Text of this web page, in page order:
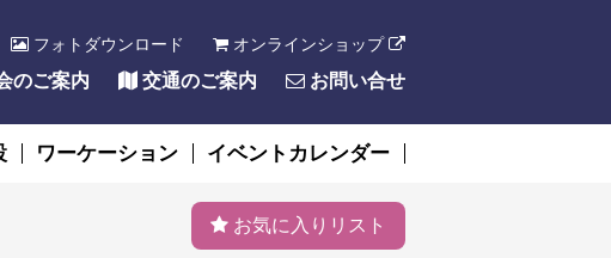
フォトダウンロード オンラインショップ
のご案内 交通のご案内 お問い合せ
ワーケーション イベントカレンダー
お気に入りリスト